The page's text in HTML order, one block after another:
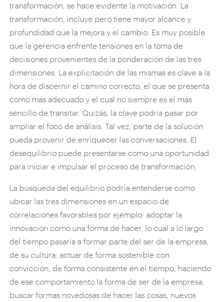
transformación, se hace evidente la motivación. La
transformación, incluye pero tiene mayor alcance y
profundidad que la mejora y el cambio. Es muy posible
que la gerencia enfrente tensiones en la toma de
decisiones provenientes de la ponderación de las tres
dimensiones. La explicitación de las mismas es clave a la
hora de discernir el camino correcto, el que se presenta
como más adecuado y el cual no siempre es el más
sencillo de transitar. Quizás, la clave podría pasar por
ampliar el foco de análisis. Tal vez, parte de la solución
pueda provenir de enriquecer las conversaciones. El
desequilibrio puede presentarse como una oportunidad
para iniciar e impulsar el proceso de transformación.
La búsqueda del equilibrio podría entenderse como
ubicar las tres dimensiones en un espacio de
correlaciones favorables por ejemplo: adoptar la
innovación como una forma de hacer, lo cual a lo largo
del tiempo pasaría a formar parte del ser de la empresa,
de su cultura; actuar de forma sostenible con
convicción, de forma consistente en el tiempo, haciendo
de ese comportamiento la forma de ser de la empresa;
buscar formas novedosas de hacer las cosas, nuevos